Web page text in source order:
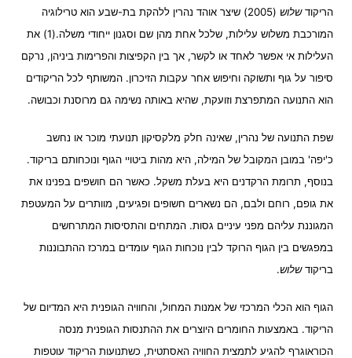
הריקודשלוש
(2005) שיצר אוהד נהרין ללהקת בת-שבע הוא טרילוגיה
המורכבת משלוש עלילות, שלכל אחת מהן שם וסגנון ייחודי משלה.(1) את
העלילות אי אפשר לאחד או לקשר, אך בין הקפיצות והפרימות ביניהן, נרקם
סיפור על גוף ותשוקה וחיפוש אחר עקבות הזיכרון. המשותף לכל הריקודים
הוא התנועה המתפרצת וזועקת, שהיא באותה נשימה גם מרוסנת וכבושה.
שפת התנועה של נהרין, שאינה חלק מלקסיקון תנועתי מוכר או נחשב
כ'יפה' במובן המקובל של המילה, היא מהות ביטויי הגוף ונוכחותם בריקוד.
בנוסף, תרומת הרקדנים היא בעלת משקל. כאשר הם חושפים בפנינו את
את גופם, רוחם ולבם, הם נשארים חשופים ופגיעים, מוותרים על המעטפת
המגוננת עליהם מפני עיניים גסות. המתחים והתסיסות המתרחשים
במפגשים בין הגוף הרוקד לבין נוכחות הגוף עומדים במרכז ההתבוננות
בריקודשלוש.
הגוף הוא הכלי המרכזי של אמנות המחול, והחוויה הגופנית היא המדיום של
הריקוד. באמצעות החומרים היוצרים את ההתנסות הגופנית מנסה
הכוראוגרף להגיע לתמצית החוויה האסתטית, כשתנועות הריקוד עוטפות